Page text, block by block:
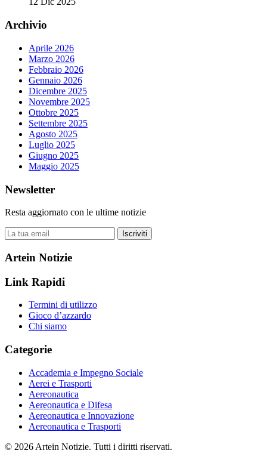
Archivio
Aprile 2026
Marzo 2026
Febbraio 2026
Gennaio 2026
Dicembre 2025
Novembre 2025
Ottobre 2025
Settembre 2025
Agosto 2025
Luglio 2025
Giugno 2025
Maggio 2025
Newsletter
Resta aggiornato con le ultime notizie
Iscriviti
Artein Notizie
Link Rapidi
Termini di utilizzo
Gioco d’azzardo
Chi siamo
Categorie
Accademia e Impegno Sociale
Aerei e Trasporti
Aereonautica
Aereonautica e Difesa
Aereonautica e Innovazione
Aereonautica e Trasporti
© 2026 Artein Notizie. Tutti i diritti riservati.